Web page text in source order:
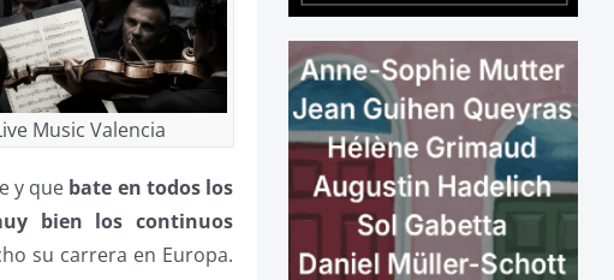
Music Valencia
y que bate en todos los
bien los continuos
su carrera en Europa.